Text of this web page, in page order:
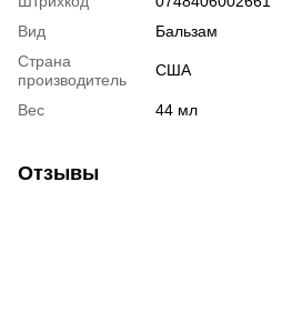
Вид
Бальзам
Страна
производитель
США
Вес 44 мл
Отзывы